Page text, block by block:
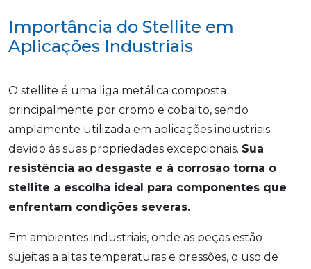
Importância do Stellite em
Aplicações Industriais
O stellite é uma liga metálica composta
principalmente por cromo e cobalto, sendo
amplamente utilizada em aplicações industriais
devido às suas propriedades excepcionais. Sua
resistência ao desgaste e à corrosão torna o
stellite a escolha ideal para componentes que
enfrentam condições severas.
Em ambientes industriais, onde as peças estão
sujeitas a altas temperaturas e pressões, o uso de